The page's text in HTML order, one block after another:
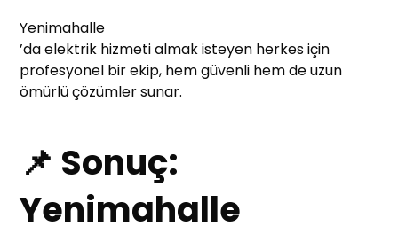
Yenimahalle
’da elektrik hizmeti almak isteyen herkes için
profesyonel bir ekip, hem güvenli hem de uzun
ömürlü çözümler sunar.
📌 Sonuç:
Yenimahalle